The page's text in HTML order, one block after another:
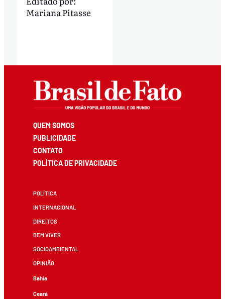
Mariana Pitasse
QUEM SOMOS
PUBLICIDADE
CONTATO
POLÍTICA DE PRIVACIDADE
POLÍTICA
INTERNACIONAL
DIREITOS
BEM VIVER
SOCIOAMBIENTAL
OPINIÃO
Bahia
Ceará